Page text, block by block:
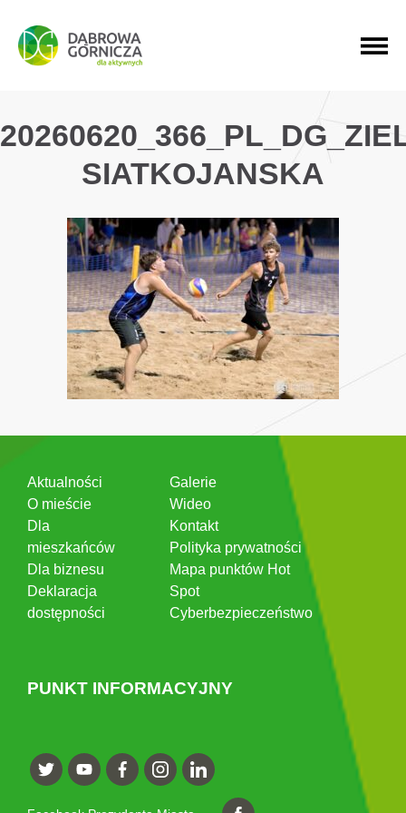
PRZEJDŹ DO MENU GŁÓWNEGO
PRZEJDŹ DO WYSZUKIWARKI
PRZEJDŹ DO TREŚCI
SIATKOJANSKA
Aktualności
O mieście
Dla
mieszkańców
Dla biznesu
Deklaracja
dostępności
Galerie
Wideo
Kontakt
Polityka prywatności
Mapa punktów Hot
Spot
Cyberbezpieczeństwo
PUNKT INFORMACYJNY